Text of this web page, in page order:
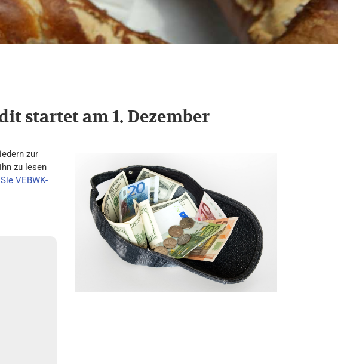
startet am 1. Dezember
zur
zu lesen
VEBWK-